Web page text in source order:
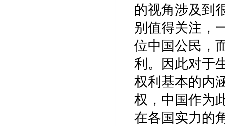
的视角涉及到
别值得关注，
位中国公民，
利。因此对于
权利基本的内
权，中国作为
在各国实力的